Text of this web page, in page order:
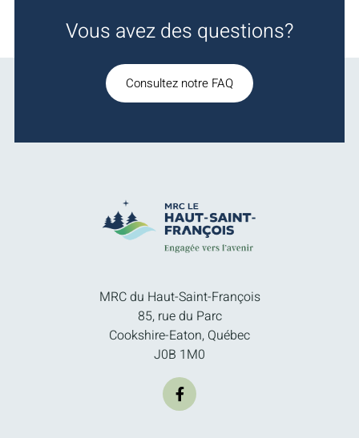
Vous avez des questions?
Consultez notre FAQ
MRC du Haut-Saint-François
85, rue du Parc
Cookshire-Eaton, Québec
J0B 1M0